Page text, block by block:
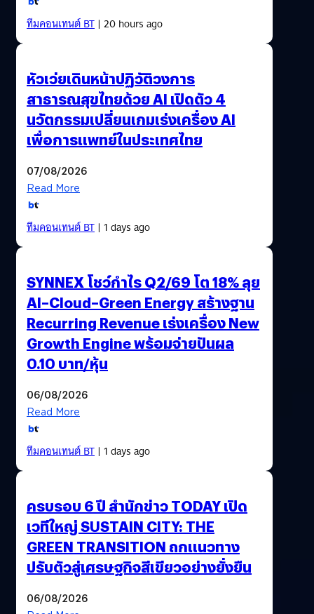
ทีมคอนเทนต์ BT| 20 hours ago
หัวเว่ยเดินหน้าปฏิวัติวงการ
สาธารณสุขไทยด้วย AI เปิดตัว 4
นวัตกรรมเปลี่ยนเกมเร่งเครื่อง AI
เพื่อการแพทย์ในประเทศไทย
07/08/2026
Read More
ทีมคอนเทนต์ BT| 1 days ago
SYNNEX โชว์กำไร Q2/69 โต 18% ลุย
AI–Cloud–Green Energy สร้างฐาน
Recurring Revenue เร่งเครื่อง New
Growth Engine พร้อมจ่ายปันผล
0.10 บาท/หุ้น
06/08/2026
Read More
ทีมคอนเทนต์ BT| 1 days ago
ครบรอบ 6 ปี สำนักข่าว TODAY เปิด
เวทีใหญ่ SUSTAIN CITY: THE
GREEN TRANSITION ถกแนวทาง
ปรับตัวสู่เศรษฐกิจสีเขียวอย่างยั่งยืน
06/08/2026